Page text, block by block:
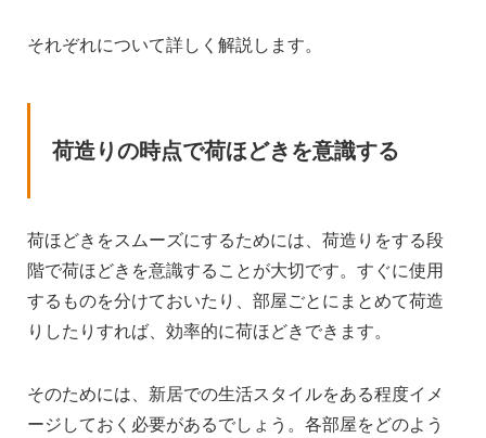
それぞれについて詳しく解説します。
荷造りの時点で荷ほどきを意識する
荷ほどきをスムーズにするためには、荷造りをする段
階で荷ほどきを意識することが大切です。すぐに使用
するものを分けておいたり、部屋ごとにまとめて荷造
りしたりすれば、効率的に荷ほどきできます。
そのためには、新居での生活スタイルをある程度イメ
ージしておく必要があるでしょう。各部屋をどのよう